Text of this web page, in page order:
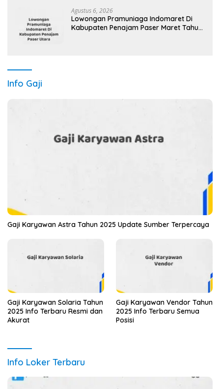
Agustus 6, 2026
Lowongan Pramuniaga Indomaret Di
Kabupaten Penajam Paser Maret Tahun
Info Gaji
Gaji Karyawan Astra Tahun 2025 Update Sumber Terpercaya
Gaji Karyawan Solaria Tahun
2025 Info Terbaru Resmi dan
Akurat
Gaji Karyawan Vendor Tahun
2025 Info Terbaru Semua
Posisi
Info Loker Terbaru